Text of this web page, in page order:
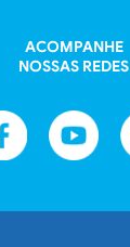
ACOMPANHE
NOSSAS REDES